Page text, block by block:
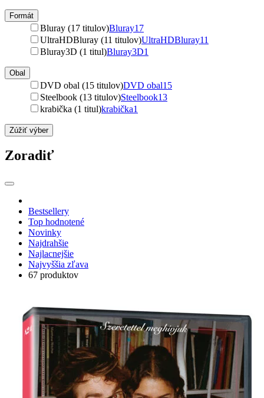
Formát
Bluray (17 titulov)Bluray17
UltraHDBluray (11 titulov)UltraHDBluray11
Bluray3D (1 titul)Bluray3D1
Obal
DVD obal (15 titulov)DVD obal15
Steelbook (13 titulov)Steelbook13
krabička (1 titul)krabička1
Zúžiť výber
Zoradiť
Bestsellery
Top hodnotené
Novinky
Najdrahšie
Najlacnejšie
Najvyššia zľava
67 produktov